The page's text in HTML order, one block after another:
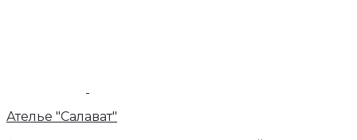
Ателье "Салават"